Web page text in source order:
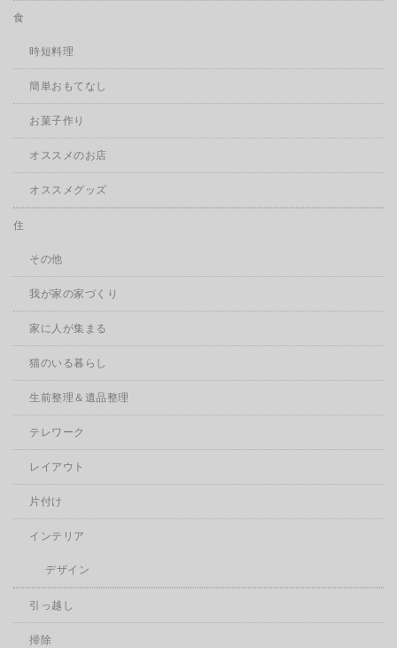
食
時短料理
簡単おもてなし
お菓子作り
オススメのお店
オススメグッズ
住
その他
我が家の家づくり
家に人が集まる
猫のいる暮らし
生前整理＆遺品整理
テレワーク
レイアウト
片付け
インテリア
デザイン
引っ越し
掃除